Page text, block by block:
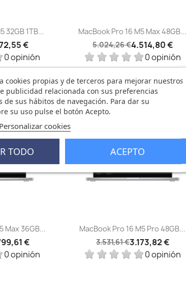
32GB 1TB...
€
0 opinión
Vista rápida
MacBook Pro 16 M5 Max 48GB...
5.024,26 €4.514,80 €
0 opinión
Max 36GB...
€
0 opinión
favorite_border
Vista rápida
MacBook Pro 16 M5 Pro 48GB...
3.531,61 €3.173,82 €
0 opinión
-357,79 €
cookies propias y de terceros para mejorar nuestros
publicidad relacionada con sus preferencias
de sus hábitos de navegación. Para dar su
su uso pulse el botón Acepto.
Personalizar cookies
TODO ACEPTO